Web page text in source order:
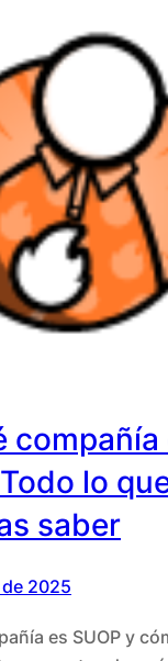
compañía
lo
saber
2025
es SUOP y